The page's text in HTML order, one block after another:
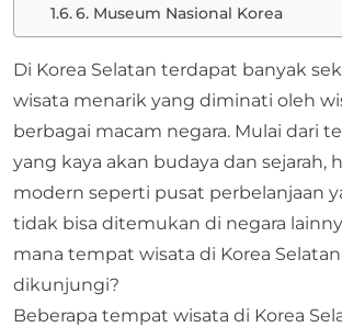
6. Museum Nasional Korea
Di Korea Selatan terdapat banyak
wisata menarik yang diminati oleh
berbagai macam negara. Mulai dari
yang kaya akan budaya dan sejarah,
modern seperti pusat perbelanjaan
tidak bisa ditemukan di negara
mana tempat wisata di Korea
dikunjungi?
Beberapa tempat wisata di Korea